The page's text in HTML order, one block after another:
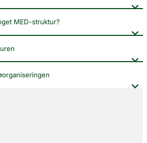
MED-struktur?